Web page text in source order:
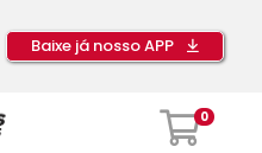
Baixe já nosso APP
0